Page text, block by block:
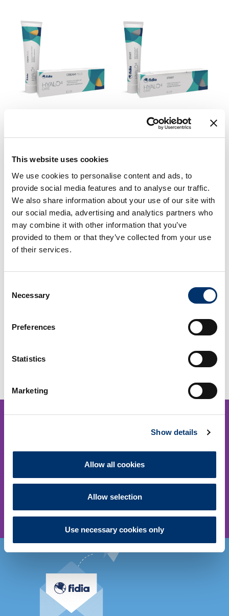
This website uses cookies
We use cookies to personalise content and ads, to
provide social media features and to analyse our traffic.
We also share information about your use of our site with
our social media, advertising and analytics partners who
may combine it with other information that you’ve
provided to them or that they’ve collected from your use
of their services.
Selection
Necessary
Preferences
Statistics
Marketing
Show details
Allow all cookies
Allow selection
Use necessary cookies only
AU PANIER
HYALO4 CARE
START®
AU PANIER
€120,00
AJOUTER
AU PANIER
TENDINOPATHIE
MIEUX COMPRENDRE MIEUX